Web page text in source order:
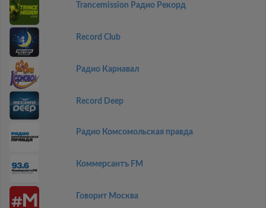
Trancemission Радио Рекорд
Record Club
Радио Карнавал
Record Deep
Радио Комсомольская правда
Коммерсантъ FM
Говорит Москва